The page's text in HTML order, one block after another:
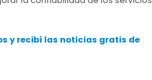
y recibí las noticias gratis de